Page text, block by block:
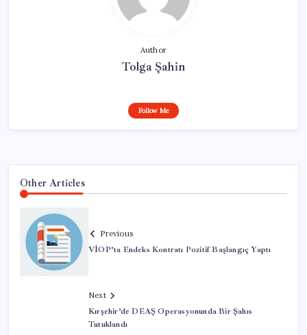
Author
Tolga Şahin
Follow Me
Other Articles
Previous
VİOP’ta Endeks Kontratı Pozitif Başlangıç Yaptı
Next
Kırşehir’de DEAŞ Operasyonunda Bir Şahıs
Tutuklandı